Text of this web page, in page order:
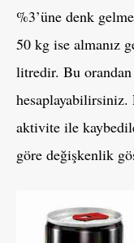
%3’üne denk
50 kg ise almanız
litredir. Bu orandan
aktivite ile
göre değişkenlik